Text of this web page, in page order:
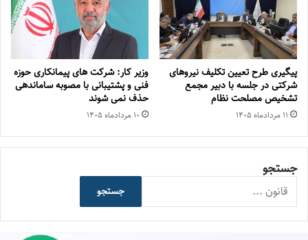
پیگیری طرح تعیین تکلیف نیروهای
شرکتی در جلسه با دبیر مجمع
تشخیص مصلحت نظام
۱۱ مرداد‌ماه ۱۴۰۵
وزیر کار: شرکت های پیمانکاری حوزه
فنی و پشتیبانی با مصوبه ساماندهی
حذف نمی شوند
۱۰ مرداد‌ماه ۱۴۰۵
جستجو
جستجو